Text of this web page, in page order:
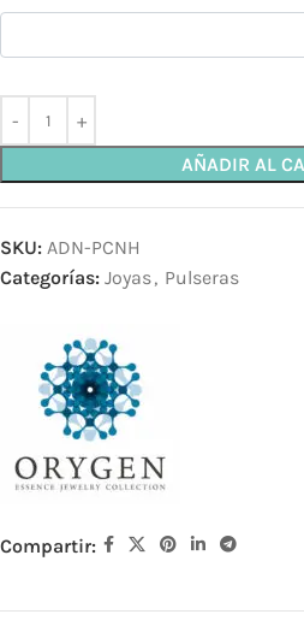
AÑADIR AL
SKU: ADN-PCNH
Categorías: Joyas, Pulseras
Compartir: